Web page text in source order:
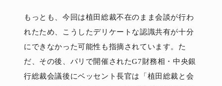
もっとも、今回は植田総裁不在のまま会談が行わ
れたため、こうしたデリケートな認識共有が十分
にできなかった可能性も指摘されています。た
だ、その後、パリで開催されたG7財務相・中央銀
行総裁会議後にベッセント長官は「植田総裁と会